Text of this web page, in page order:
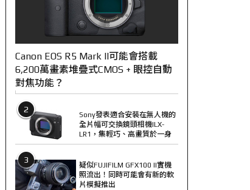
Canon EOS R5 Mark II可能會搭載
6,200萬畫素堆疊式CMOS + 眼控自動
對焦功能？
2
Sony發表適合安裝在無人機的
全片幅可交換鏡頭相機ILX-
LR1，集輕巧、高畫質於一身
3
疑似FUJIFILM GFX100 II實機
照流出！同時可能會有新的軟
片模擬推出